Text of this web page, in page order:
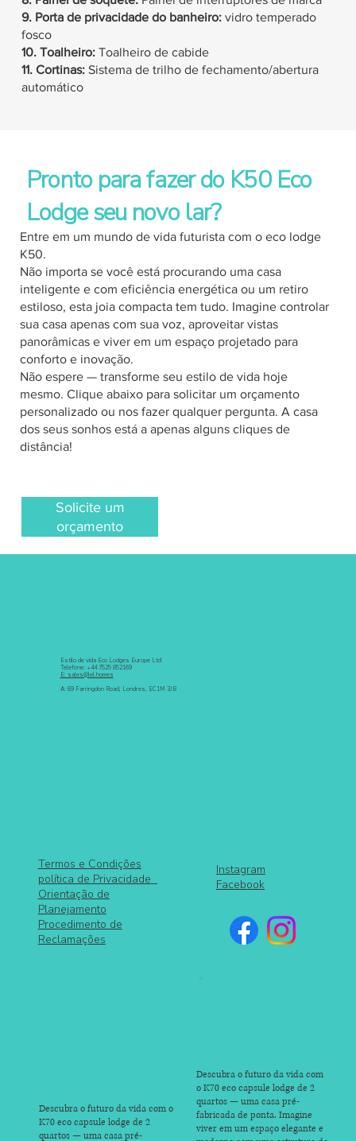
9. Porta de privacidade do banheiro: vidro temperado
fosco
10. Toalheiro: Toalheiro de cabide
11. Cortinas: Sistema de trilho de fechamento/abertura
automático
Pronto para fazer do K50 Eco
Lodge seu novo lar?
Entre em um mundo de vida futurista com o eco lodge
K50.
Não importa se você está procurando uma casa
inteligente e com eficiência energética ou um retiro
estiloso, esta joia compacta tem tudo. Imagine controlar
sua casa apenas com sua voz, aproveitar vistas
panorâmicas e viver em um espaço projetado para
conforto e inovação.
Não espere — transforme seu estilo de vida hoje
mesmo. Clique abaixo para solicitar um orçamento
personalizado ou nos fazer qualquer pergunta. A casa
dos seus sonhos está a apenas alguns cliques de
distância!
Solicite um
orçamento
Estilo de vida Eco Lodges Europe Ltd
Telefone: +44 7525 852169
E: sales@lel.homes
A: 69 Farringdon Road, Londres, EC1M 3JB
Termos e Condições
política de Privacidade
Orientação de
Planejamento
Procedimento de
Reclamações
Descubra o futuro da vida com o
K70 eco capsule lodge de 2
quartos — uma casa pré-
Instagram
Facebook
Descubra o futuro da vida com
o K70 eco capsule lodge de 2
quartos — uma casa pré-
fabricada de ponta. Imagine
viver em um espaço elegante e